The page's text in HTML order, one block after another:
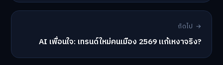
ถัดไป →
AI เพื่อนใจ: เทรนด์ใหม่คนเมือง 2569 แก้เหงาจริง?